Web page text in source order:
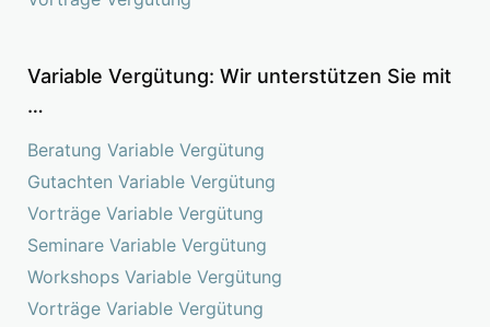
Variable Vergütung: Wir unterstützen Sie mit
…
Beratung Variable Vergütung
Gutachten Variable Vergütung
Vorträge Variable Vergütung
Seminare Variable Vergütung
Workshops Variable Vergütung
Vorträge Variable Vergütung